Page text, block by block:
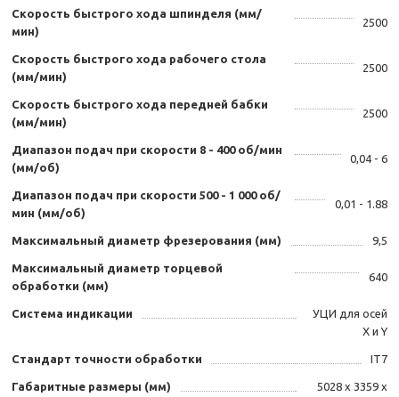
Скорость быстрого хода шпинделя (мм/
мин)
2500
Скорость быстрого хода рабочего стола
(мм/мин)
2500
Скорость быстрого хода передней бабки
(мм/мин)
2500
Диапазон подач при скорости 8 - 400 об/мин
(мм/об)
0,04 - 6
Диапазон подач при скорости 500 - 1 000 об/
мин (мм/об)
0,01 - 1.88
Максимальный диаметр фрезерования (мм) 9,5
Максимальный диаметр торцевой
обработки (мм)
640
Система индикации
УЦИ для осей
X и Y
Стандарт точности обработки IT7
Габаритные размеры (мм)
5028 х 3359 х